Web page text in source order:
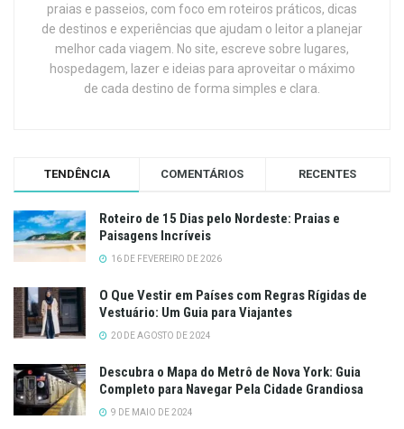
praias e passeios, com foco em roteiros práticos, dicas
de destinos e experiências que ajudam o leitor a planejar
melhor cada viagem. No site, escreve sobre lugares,
hospedagem, lazer e ideias para aproveitar o máximo
de cada destino de forma simples e clara.
TENDÊNCIA COMENTÁRIOS RECENTES
Roteiro de 15 Dias pelo Nordeste: Praias e
Paisagens Incríveis
16 DE FEVEREIRO DE 2026
O Que Vestir em Países com Regras Rígidas de
Vestuário: Um Guia para Viajantes
20 DE AGOSTO DE 2024
Descubra o Mapa do Metrô de Nova York: Guia
Completo para Navegar Pela Cidade Grandiosa
9 DE MAIO DE 2024